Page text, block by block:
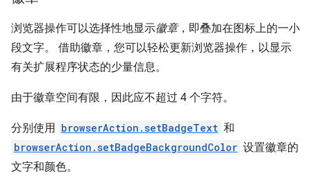
浏览器操作可以选择性地显示徽章，即叠加在图标上的一小
段文字。 借助徽章，您可以轻松更新浏览器操作，以显示
有关扩展程序状态的少量信息。
由于徽章空间有限，因此应不超过 4 个字符。
分别使用 browserAction.setBadgeText 和
browserAction.setBadgeBackgroundColor 设置徽章的
文字和颜色。